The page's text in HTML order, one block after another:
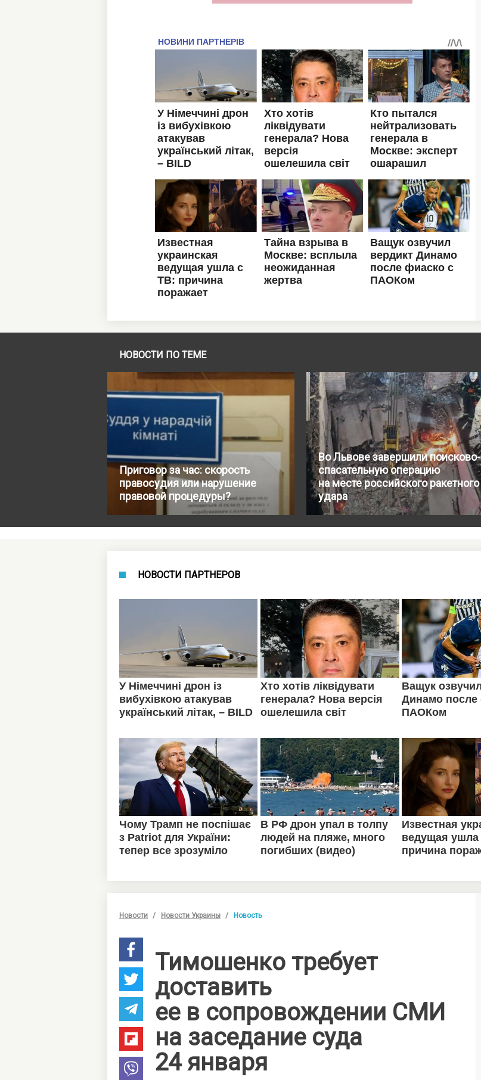
НОВОСТИ ПО ТЕМЕ
Приговор за час: скорость
правосудия или нарушение
правовой процедуры?
Во Львове завершили поисково-
спасательную операцию
на месте российского ракетного
удара
НОВОСТИ ПАРТНЕРОВ
Новости Новости Украины Новость
Тимошенко требует
доставить
ее в сопровождении СМИ
на заседание суда
24 января